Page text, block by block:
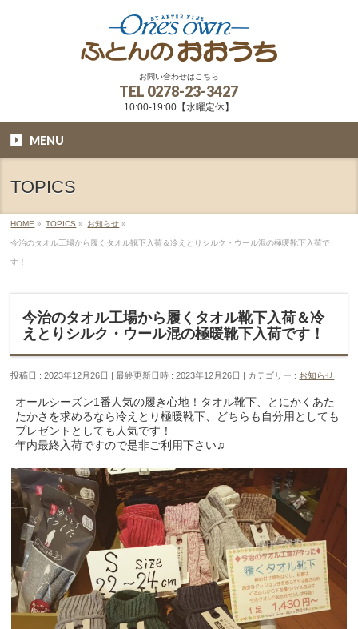
お問い合わせはこちら
TEL 0278-23-3427
10:00-19:00【水曜定休】
MENU
TOPICS
HOME » TOPICS » お知らせ »
今治のタオル工場から履くタオル靴下入荷＆冷えとりシルク・ウール混の極暖靴下入荷で
す！
今治のタオル工場から履くタオル靴下入荷＆冷
えとりシルク・ウール混の極暖靴下入荷です！
投稿日 : 2023年12月26日 最終更新日時 : 2023年12月26日 カテゴリー : お知らせ
オールシーズン1番人気の履き心地！タオル靴下、とにかくあた
たかさを求めるなら冷えとり極暖靴下、どちらも自分用としても
プレゼントとしても人気です！
年内最終入荷ですので是非ご利用下さい♫